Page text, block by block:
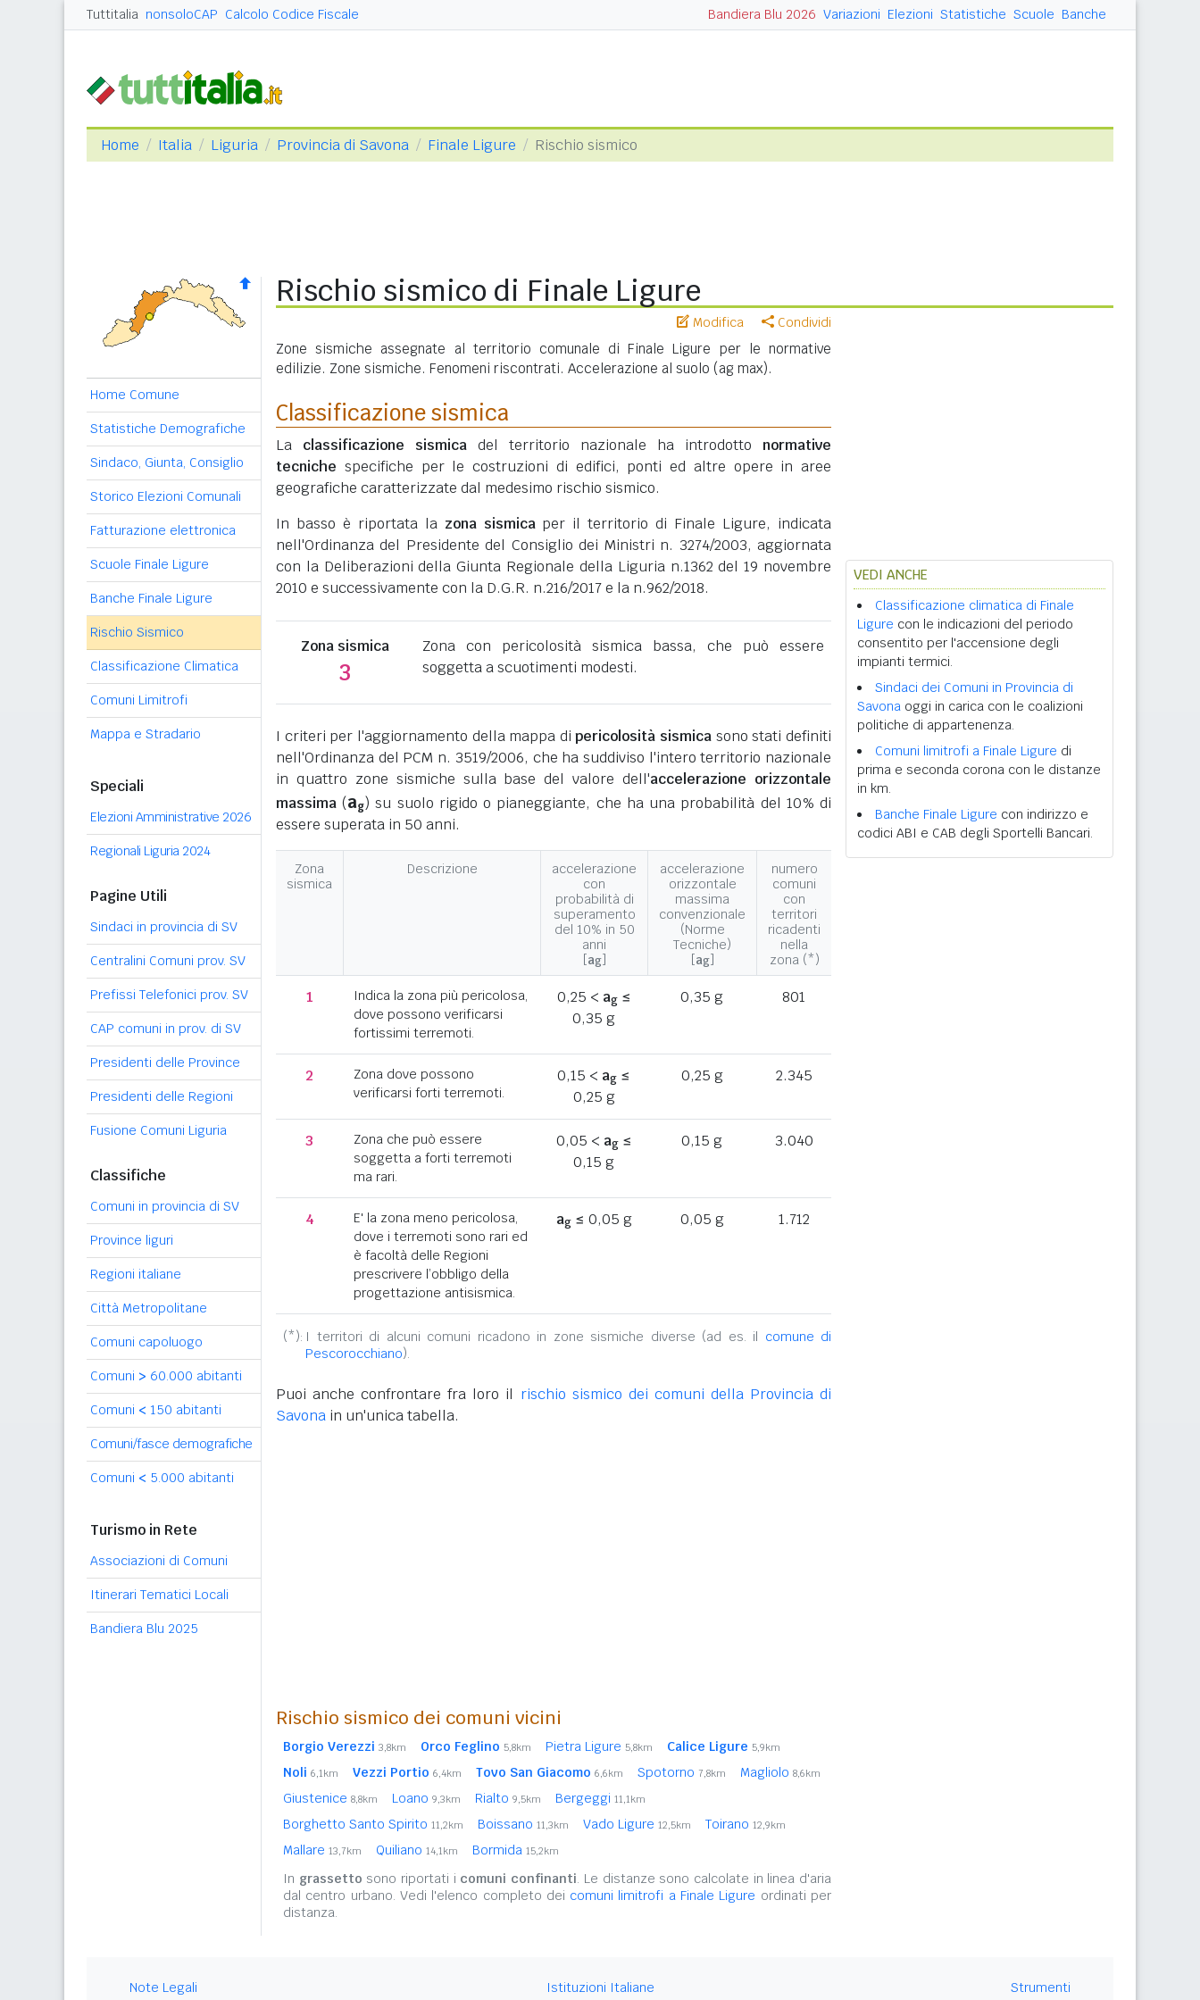
Tuttitalia nonsoloCAP Calcolo Codice Fiscale Bandiera Blu 2026 Variazioni Elezioni Statistiche Scuole Banche
Home Italia Liguria Provincia di Savona Finale Ligure Rischio sismico
Home Comune
Statistiche Demografiche
Sindaco, Giunta, Consiglio
Storico Elezioni Comunali
Fatturazione elettronica
Scuole Finale Ligure
Banche Finale Ligure
Rischio Sismico
Classificazione Climatica
Comuni Limitrofi
Mappa e Stradario
Speciali
Elezioni Amministrative 2026
Regionali Liguria 2024
Pagine Utili
Sindaci in provincia di SV
Centralini Comuni prov. SV
Prefissi Telefonici prov. SV
CAP comuni in prov. di SV
Presidenti delle Province
Presidenti delle Regioni
Fusione Comuni Liguria
Classifiche
Comuni in provincia di SV
Province liguri
Regioni italiane
Città Metropolitane
Comuni capoluogo
Comuni > 60.000 abitanti
Comuni < 150 abitanti
Comuni/fasce demografiche
Comuni < 5.000 abitanti
Turismo in Rete
Associazioni di Comuni
Itinerari Tematici Locali
Bandiera Blu 2025
Rischio sismico di Finale Ligure
Modifica Condividi
Zone sismiche assegnate al territorio comunale di Finale Ligure per le normative
edilizie. Zone sismiche. Fenomeni riscontrati. Accelerazione al suolo (ag max).
Classificazione sismica
La classificazione sismica del territorio nazionale ha introdotto normative
tecniche specifiche per le costruzioni di edifici, ponti ed altre opere in aree
geografiche caratterizzate dal medesimo rischio sismico.
In basso è riportata la zona sismicaper il territorio di Finale Ligure, indicata
nell'Ordinanza del Presidente del Consiglio dei Ministri n. 3274/2003, aggiornata
con la Deliberazioni della Giunta Regionale della Liguria n.1362 del 19 novembre
2010 e successivamente con la D.G.R. n.216/2017 e la n.962/2018.
Zona sismica
3
Zona con pericolosità sismica bassa, che può essere
soggetta a scuotimenti modesti.
I criteri per l'aggiornamento della mappa dipericolosità sismica sono stati definiti
nell'Ordinanza del PCM n. 3519/2006, che ha suddiviso l'intero territorio nazionale
in quattro zone sismiche sulla base del valore dell'accelerazione orizzontale
massima (ag) su suolo rigido o pianeggiante, che ha una probabilità del 10% di
essere superata in 50 anni.
Zona
sismica
Descrizione
accelerazione
con
probabilità di
superamento
del 10% in 50
anni
[ag]
accelerazione
orizzontale
massima
convenzionale
(Norme
Tecniche)
[ag]
numero
comuni
con
territori
ricadenti
nella
zona (*)
1
Indica la zona più pericolosa,
dove possono verificarsi
fortissimi terremoti.
0,25 < ag≤
0,35 g
0,35 g 801
2
Zona dove possono
verificarsi forti terremoti.
0,15 < ag ≤
0,25 g
0,25 g 2.345
3
Zona che può essere
soggetta a forti terremoti
ma rari.
0,05 < ag≤
0,15 g
0,15 g 3.040
4
E' la zona meno pericolosa,
dove i terremoti sono rari ed
è facoltà delle Regioni
prescrivere l’obbligo della
progettazione antisismica.
ag≤ 0,05 g 0,05 g 1.712
(*): I territori di alcuni comuni ricadono in zone sismiche diverse (ad es. il comune di
Pescorocchiano).
Puoi anche confrontare fra loro il rischio sismico dei comuni della Provincia di
Savona in un'unica tabella.
Rischio sismico dei comuni vicini
Borgio Verezzi 3,8km Orco Feglino 5,8km Pietra Ligure 5,8km Calice Ligure 5,9km
Noli 6,1km Vezzi Portio 6,4km Tovo San Giacomo 6,6km Spotorno 7,8km Magliolo 8,6km
Giustenice 8,8km Loano 9,3km Rialto 9,5km Bergeggi 11,1km
Borghetto Santo Spirito 11,2km Boissano 11,3km Vado Ligure 12,5km Toirano 12,9km
Mallare 13,7km Quiliano 14,1km Bormida 15,2km
In grassetto sono riportati i comuni confinanti. Le distanze sono calcolate in linea d'aria
dal centro urbano. Vedi l'elenco completo dei comuni limitrofi a Finale Ligure ordinati per
distanza.
VEDI ANCHE
Classificazione climatica di Finale
Ligure con le indicazioni del periodo
consentito per l'accensione degli
impianti termici.
Sindaci dei Comuni in Provincia di
Savona oggi in carica con le coalizioni
politiche di appartenenza.
Comuni limitrofi a Finale Ligure di
prima e seconda corona con le distanze
in km.
Banche Finale Ligure con indirizzo e
codici ABI e CAB degli Sportelli Bancari.
Note Legali Istituzioni Italiane Strumenti